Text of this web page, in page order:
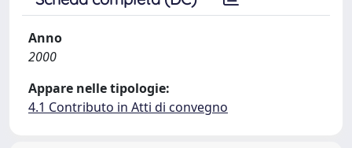
Anno
2000
Appare nelle tipologie:
4.1 Contributo in Atti di convegno